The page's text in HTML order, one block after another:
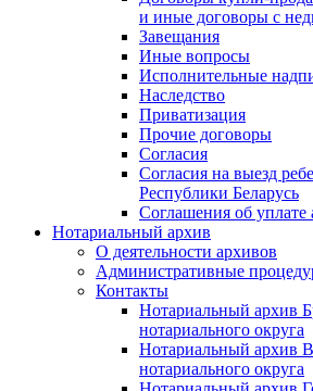
и иные договоры с
Завещания
Иные вопросы
Исполнительные
Наследство
Приватизация
Прочие договоры
Согласия
Согласия на выезд
Республики Беларусь
Соглашения об уплате
Нотариальный архив
О деятельности архивов
Административные
Контакты
Нотариальный архив
нотариального округа
Нотариальный архив
нотариального округа